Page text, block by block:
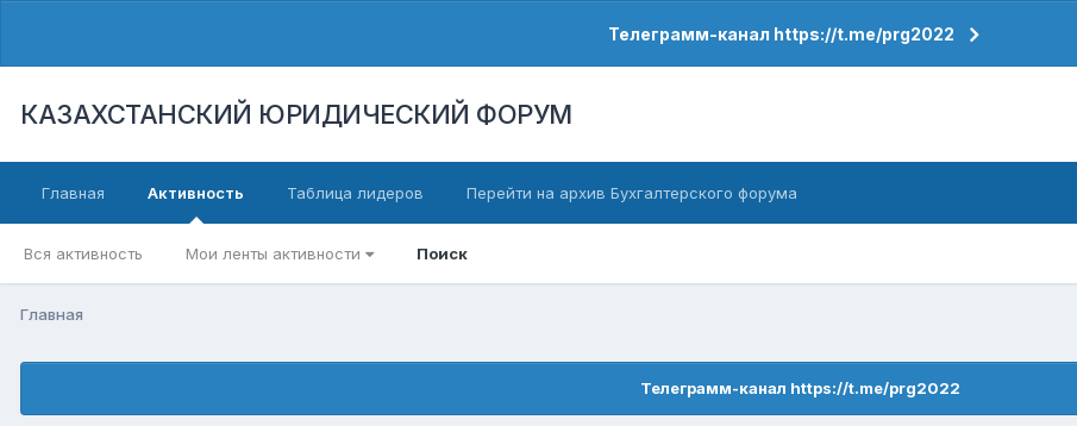
Телеграмм-канал https://t.me/prg2022
КАЗАХСТАНСКИЙ ЮРИДИЧЕСКИЙ ФОРУМ
Главная Активность
Вся активность Мои ленты активности Поиск
Таблица лидеров Перейти на архив Бухгалтерского форума
Главная
Телеграмм-канал https://t.me/prg2022